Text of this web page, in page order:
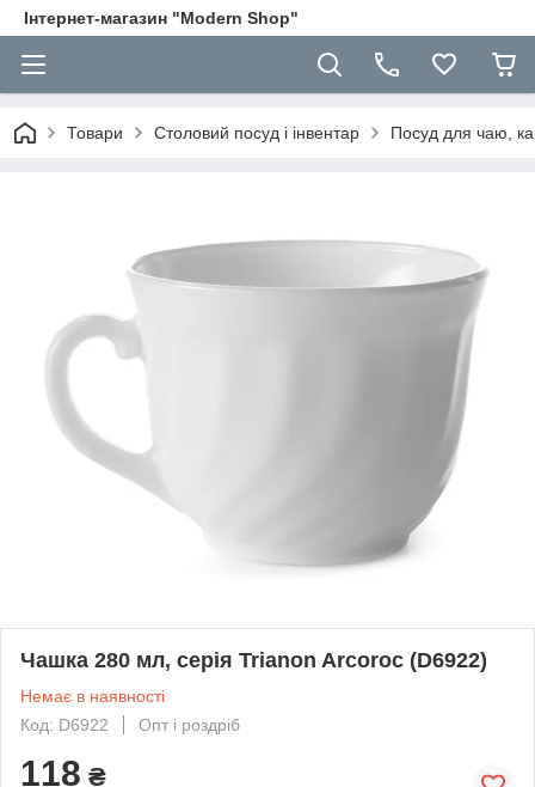
Інтернет-магазин "Modern Shop"
Товари Столовий посуд і інвентар Посуд для чаю,
Чашка 280 мл, серія Trianon Arcoroc (D6922)
Немає в наявності
Код: D6922
Опт і роздріб
118 ₴